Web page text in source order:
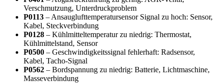
Verschmutzung, Unterdruckproblem
P0113 – Ansauglufttemperatursensor Signal zu hoch: Sensor,
Kabel, Steckverbindung
P0128 – Kühlmitteltemperatur zu niedrig: Thermostat,
Kühlmittelstand, Sensor
P0500 – Geschwindigkeitssignal fehlerhaft: Radsensor,
Kabel, Tacho-Signal
P0562 – Bordspannung zu niedrig: Batterie, Lichtmaschine,
Masseverbindung